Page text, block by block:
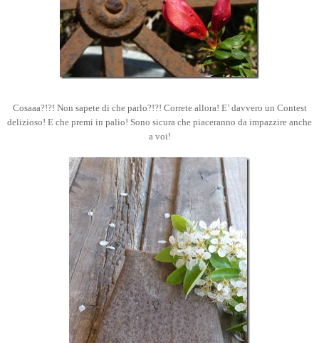
Cosaaa?!?! Non sapete di che parlo?!?! Correte allora! E’ davvero un Contest
delizioso! E che premi in palio! Sono sicura che piaceranno da impazzire anche
a voi!